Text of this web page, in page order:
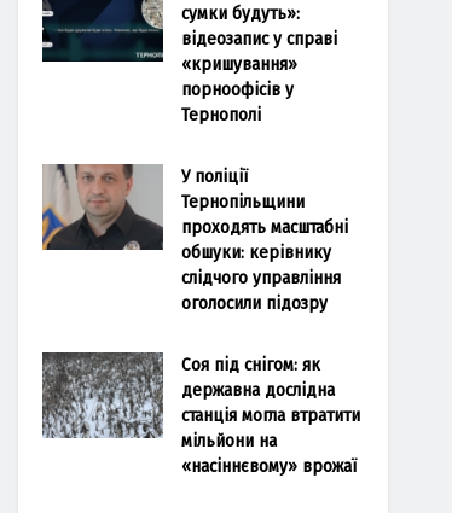
сумки будуть»:
відеозапис у справі
«кришування»
порноофісів у
Тернополі
У поліції
Тернопільщини
проходять масштабні
обшуки: керівнику
слідчого управління
оголосили підозру
Соя під снігом: як
державна дослідна
станція могла втратити
мільйони на
«насіннєвому» врожаї